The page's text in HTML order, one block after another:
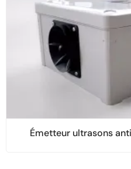
Émetteur ultrasons